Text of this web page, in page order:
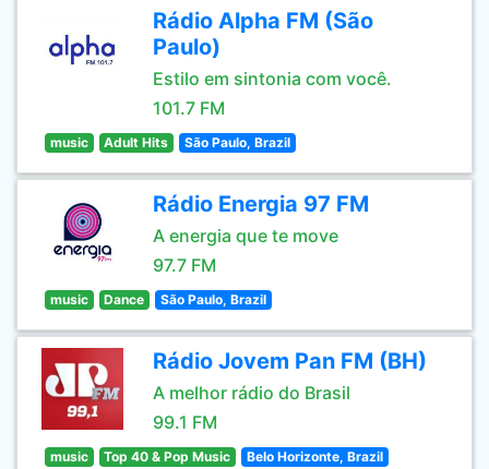
Rádio Alpha FM (São
Paulo)
Estilo em sintonia com você.
101.7 FM
music Adult Hits São Paulo, Brazil
Rádio Energia 97 FM
A energia que te move
97.7 FM
music Dance São Paulo, Brazil
Rádio Jovem Pan FM (BH)
A melhor rádio do Brasil
99.1 FM
music Top 40 & Pop Music Belo Horizonte, Brazil